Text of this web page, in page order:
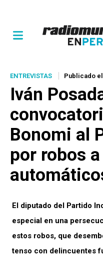
ENTREVISTAS Publicado
Iván
Bonomi al
por robos
El diputado del Partido
especial en una
estos robos, que
tenso con delincuentes